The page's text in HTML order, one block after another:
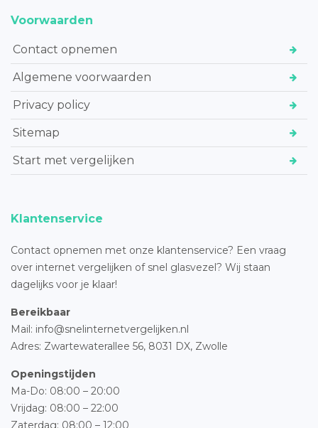
Voorwaarden
Contact opnemen
Algemene voorwaarden
Privacy policy
Sitemap
Start met vergelijken
Klantenservice
Contact opnemen met onze klantenservice? Een vraag
over internet vergelijken of snel glasvezel? Wij staan
dagelijks voor je klaar!
Bereikbaar
Mail: info@snelinternetvergelijken.nl
Adres: Zwartewaterallee 56, 8031 DX, Zwolle
Openingstijden
Ma-Do: 08:00 – 20:00
Vrijdag: 08:00 – 22:00
Zaterdag: 08:00 – 12:00